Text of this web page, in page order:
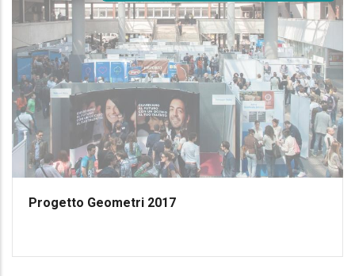
Progetto Geometri 2017